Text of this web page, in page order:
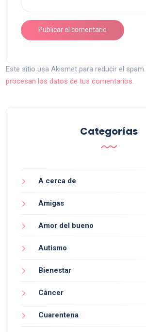
Este sitio usa Akismet para reducir el spam.
procesan los datos de tus comentarios.
Categorías
A cerca de
Amigas
Amor del bueno
Autismo
Bienestar
Cáncer
Cuarentena